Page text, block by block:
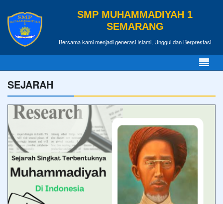
SMP MUHAMMADIYAH 1
SEMARANG
Bersama kami menjadi generasi Islami, Unggul dan Berprestasi
SEJARAH